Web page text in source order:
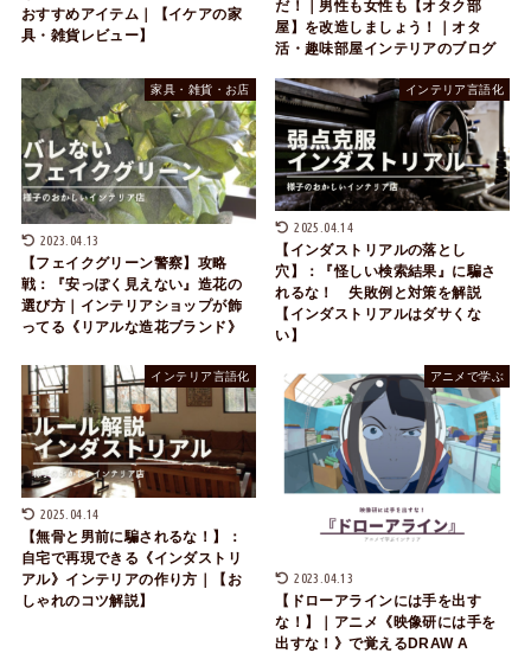
おすすめアイテム｜【イケアの家
具・雑貨レビュー】
だ！｜男性も女性も【オタク部
屋】を改造しましょう！｜オタ
活・趣味部屋インテリアのブログ
家具・雑貨・お店
2023.04.13
【フェイクグリーン警察】攻略
戦：『安っぽく見えない』造花の
選び方｜インテリアショップが飾
ってる《リアルな造花ブランド》
インテリア言語化
2025.04.14
【インダストリアルの落とし
穴】：『怪しい検索結果』に騙さ
れるな！ 失敗例と対策を解説
【インダストリアルはダサくな
い】
インテリア言語化
2025.04.14
【無骨と男前に騙されるな！】：
自宅で再現できる《インダストリ
アル》インテリアの作り方｜【お
しゃれのコツ解説】
アニメで学ぶ
2023.04.13
【ドローアラインには手を出す
な！】｜アニメ《映像研には手を
出すな！》で覚えるDRAW A